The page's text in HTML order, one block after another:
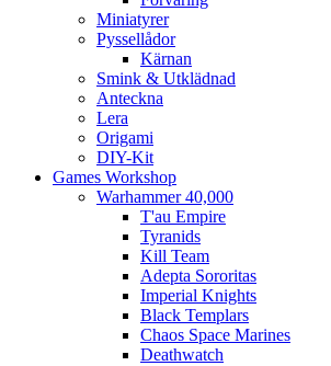
Miniatyrer
Pyssellådor
Kärnan
Smink & Utklädnad
Anteckna
Lera
Origami
DIY-Kit
Games Workshop
Warhammer 40,000
T'au Empire
Tyranids
Kill Team
Adepta Sororitas
Imperial Knights
Black Templars
Chaos Space Marines
Deathwatch